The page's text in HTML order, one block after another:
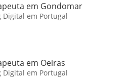
em Gondomar
em Portugal
em Oeiras
em Portugal